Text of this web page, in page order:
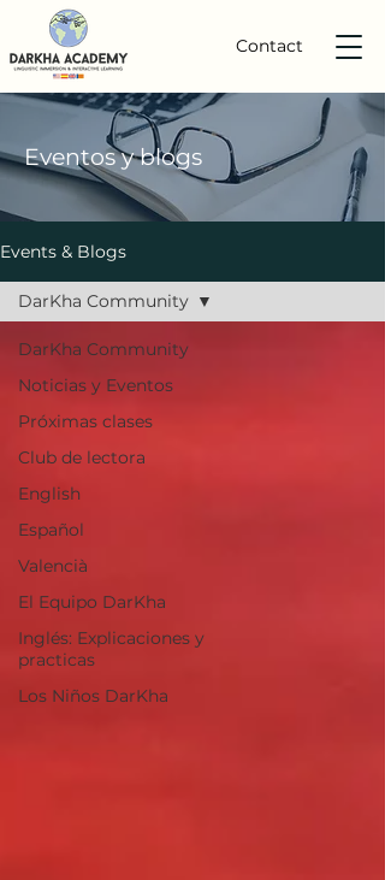
Contact
Eventosyblogs
Events & Blogs
DarKha Community
Noticias y Eventos
Próximas clases
Club de lectora
English
Español
Valencià
El Equipo DarKha
Inglés: Explicaciones y
practicas
Los Niños DarKha
DarKha Community